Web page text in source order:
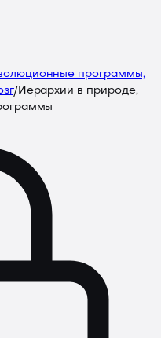
программы,
/ Иерархии в природе,